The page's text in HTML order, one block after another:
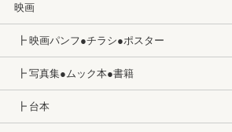
映画
┣ 映画パンフ●チラシ●ポスター
┣ 写真集●ムック本●書籍
┣ 台本